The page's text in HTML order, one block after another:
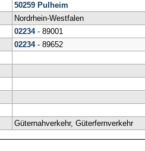
50259 Pulheim
Nordrhein-Westfalen
02234- 89001
02234- 89652
Güternahverkehr, Güterfernverkehr